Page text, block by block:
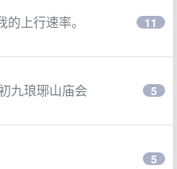
上行速率。 11
九琅琊山庙会 5
5